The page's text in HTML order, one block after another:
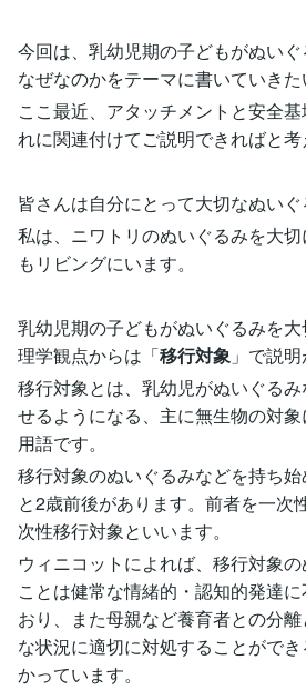
今回は、乳幼児期の子どもがぬい
なぜなのかをテーマに書いていきた
ここ最近、アタッチメントと安全
れに関連付けてご説明できればと考
皆さんは自分にとって大切なぬい
私は、ニワトリのぬいぐるみを大
もリビングにいます。
乳幼児期の子どもがぬいぐるみを
理学観点からは「移行対象 」で説明
移行対象とは、乳幼児がぬいぐる
せるようになる、主に無生物の対
用語です。
移行対象のぬいぐるみなどを持ち
と2歳前後があります。前者を一次
次性移行対象といいます。
ウィニコットによれば、移行対象
ことは健常な情緒的・認知的発達
おり、また母親など養育者との分
な状況に適切に対処することがで
かっています。